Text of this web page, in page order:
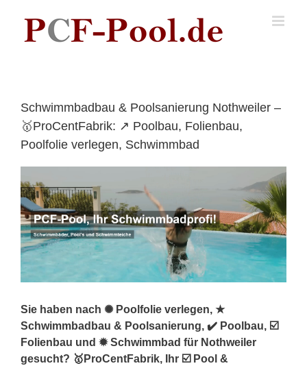
content
Schwimmbadbau & Poolsanierung Nothweiler –
🥇ProCentFabrik: ↗️ Poolbau, Folienbau,
Poolfolie verlegen, Schwimmbad
Sie haben nach ✺ Poolfolie verlegen, ★
Schwimmbadbau & Poolsanierung, ✔️ Poolbau, ☑️
Folienbau und ✹ Schwimmbad für Nothweiler
gesucht? 🥇ProCentFabrik, Ihr ☑️ Pool &